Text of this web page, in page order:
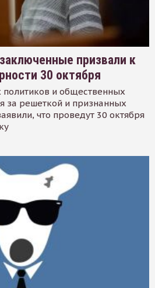
призвали к
30 октября
политиков и общественных
за решеткой и признанных
что проведут 30 октября